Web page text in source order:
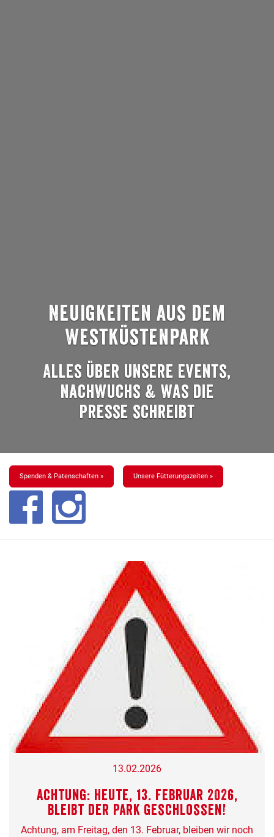
Neuigkeiten aus dem
Westküstenpark
Alles über unsere Events,
Nachwuchs & was die
Presse schreibt
Spenden & Patenschaften » Unsere Fütterungszeiten »
13.02.2026
Achtung: Heute, 13. Februar 2026,
bleibt der Park geschlossen!
Achtung, am Freitag, den 13. Februar, bleiben wir noch